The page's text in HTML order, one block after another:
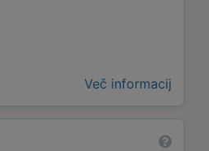
Več informacij